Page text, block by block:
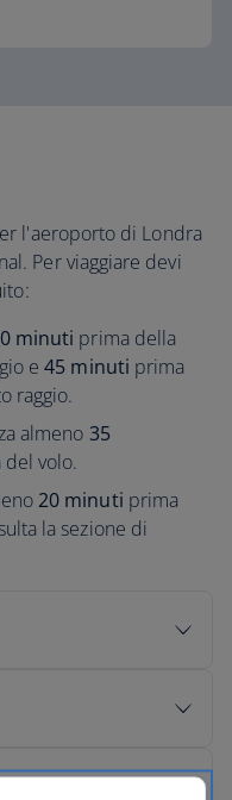
l'aeroporto di Londra
Per viaggiare devi
minuti prima della
e45 minuti prima
raggio.
almeno 35
volo.
20 minuti prima
la sezione di